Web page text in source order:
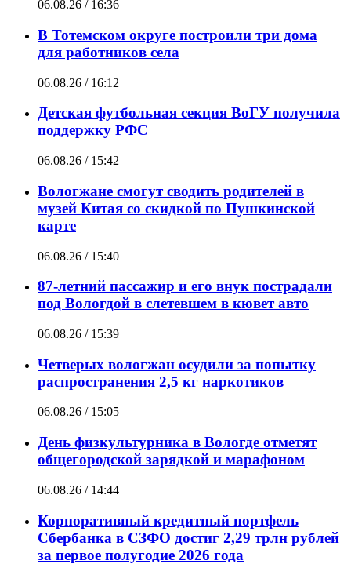
06.08.26 / 16:36
В Тотемском округе построили три дома
для работников села
06.08.26 / 16:12
Детская футбольная секция ВоГУ получила
поддержку РФС
06.08.26 / 15:42
Вологжане смогут сводить родителей в
музей Китая со скидкой по Пушкинской
карте
06.08.26 / 15:40
87-летний пассажир и его внук пострадали
под Вологдой в слетевшем в кювет авто
06.08.26 / 15:39
Четверых вологжан осудили за попытку
распространения 2,5 кг наркотиков
06.08.26 / 15:05
День физкультурника в Вологде отметят
общегородской зарядкой и марафоном
06.08.26 / 14:44
Корпоративный кредитный портфель
Сбербанка в СЗФО достиг 2,29 трлн рублей
за первое полугодие 2026 года